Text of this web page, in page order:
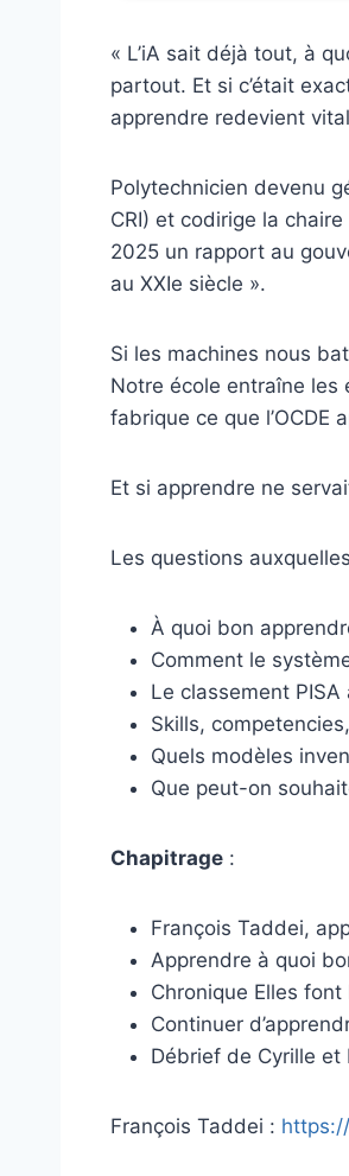
« L’iA sait déjà tout, à
partout. Et si c’était
apprendre redevient
Polytechnicien devenu
CRI) et codirige la
2025 un rapport au
au XXIe siècle ».
Si les machines nous
Notre école entraîne les
fabrique ce que l’OCDE
Et si apprendre ne
Les questions
À quoi bon
Comment le
Le classement
Skills,
Quels modèles
Que peut-on
Chapitrage :
François Taddei,
Apprendre à quoi
Chronique Elles
Continuer
Débrief de Cyrille et
François Taddei :